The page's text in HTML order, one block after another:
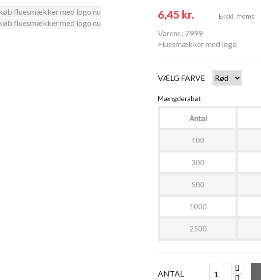
6,45 kr.
Ekskl. moms
Varenr.: 7999
Fluesmækker med logo
VÆLG FARVE
Mængderabat
Antal
100
300
500
1000
2500
ANTAL